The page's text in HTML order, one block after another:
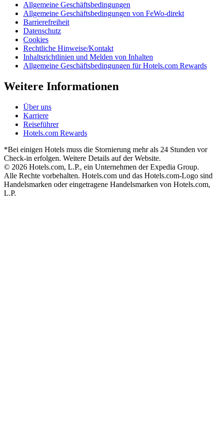
Allgemeine Geschäftsbedingungen
Allgemeine Geschäftsbedingungen von FeWo-direkt
Barrierefreiheit
Datenschutz
Cookies
Rechtliche Hinweise/Kontakt
Inhaltsrichtlinien und Melden von Inhalten
Allgemeine Geschäftsbedingungen für Hotels.com Rewards
Weitere Informationen
Über uns
Karriere
Reiseführer
Hotels.com Rewards
*Bei einigen Hotels muss die Stornierung mehr als 24 Stunden vor
Check-in erfolgen. Weitere Details auf der Website.
© 2026 Hotels.com, L.P., ein Unternehmen der Expedia Group.
Alle Rechte vorbehalten. Hotels.com und das Hotels.com-Logo sind
Handelsmarken oder eingetragene Handelsmarken von Hotels.com,
L.P.